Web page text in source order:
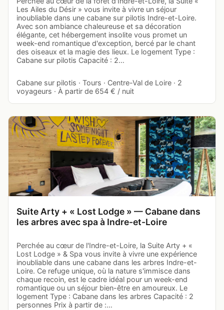
Les Ailes du Désir » vous invite à vivre un séjour
inoubliable dans une cabane sur pilotis Indre-et-Loire.
Avec son ambiance chaleureuse et sa décoration
élégante, cet hébergement insolite vous promet un
week-end romantique d'exception, bercé par le chant
des oiseaux et la magie des lieux. Le logement Type :
Cabane sur pilotis Capacité : 2…
Cabane sur pilotis · Tours · Centre-Val de Loire · 2
voyageurs · À partir de 654 € / nuit
Suite Arty + « Lost Lodge » — Cabane dans
les arbres avec spa à Indre-et-Loire
Perchée au cœur de l'Indre-et-Loire, la Suite Arty + «
Lost Lodge » & Spa vous invite à vivre une expérience
inoubliable dans une cabane dans les arbres Indre-et-
Loire. Ce refuge unique, où la nature s'immisce dans
chaque recoin, est le cadre idéal pour un week-end
romantique ou un séjour bien-être en amoureux. Le
logement Type : Cabane dans les arbres Capacité : 2
personnes Prix à partir de :…